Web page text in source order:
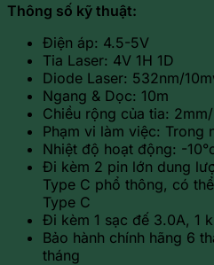
Thông số kỹ thuật:
Điện áp: 4.5-5V
Tia Laser: 4V 1H 1D
Diode Laser: 532nm/
Ngang & Dọc: 10m
Chiều rộng của tia:
Phạm vi làm việc: Trong
Nhiệt độ hoạt động: -
Đi kèm 2 pin lớn dung
Type C phổ thông, có
Type C
Đi kèm 1 sạc đế 3.0A, 1
Bảo hành chính hãng 6
tháng